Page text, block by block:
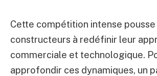
Cette compétition intense pousse
constructeurs à redéfinir leur
commerciale et technologique.
approfondir ces dynamiques, un